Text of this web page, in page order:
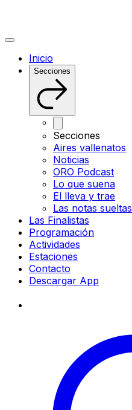
Inicio
Secciones
Secciones
Aires vallenatos
Noticias
ORO Podcast
Lo que suena
El lleva y trae
Las notas sueltas
Las Finalistas
Programación
Actividades
Estaciones
Contacto
Descargar App